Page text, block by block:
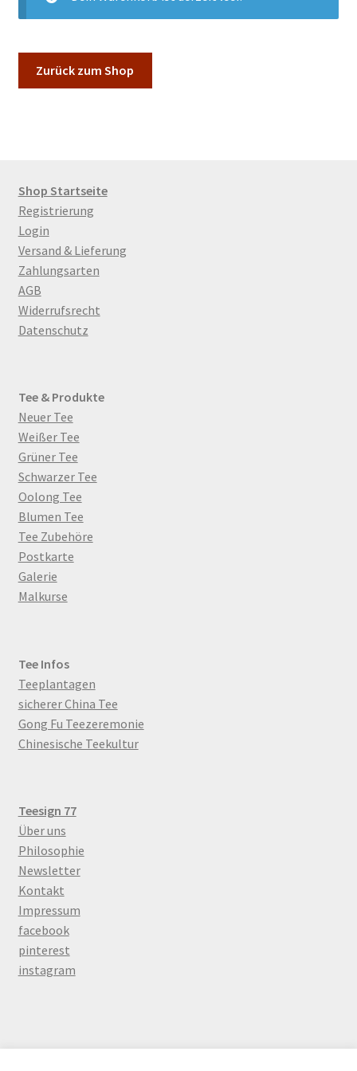
Schwarz
Zubehör
Geschenk
Postkarte
Galerie
Konto Login
Zurück zum Shop
Shop Startseite
Registrierung
Login
Versand & Lieferung
Zahlungsarten
AGB
Widerrufsrecht
Datenschutz
Tee & Produkte
Neuer Tee
Weißer Tee
Grüner Tee
Schwarzer Tee
Oolong Tee
Blumen Tee
Tee Zubehöre
Postkarte
Galerie
Malkurse
Tee Infos
Teeplantagen
sicherer China Tee
Gong Fu Teezeremonie
Chinesische Teekultur
Teesign 77
Über uns
Philosophie
Newsletter
Kontakt
Impressum
facebook
pinterest
instagram